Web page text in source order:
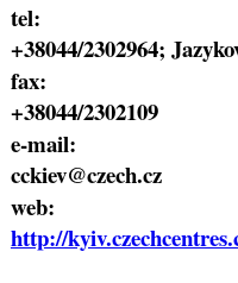
tel:
+38044/2302964;
fax:
+38044/2302109
e-mail:
cckiev@czech.cz
web:
http://